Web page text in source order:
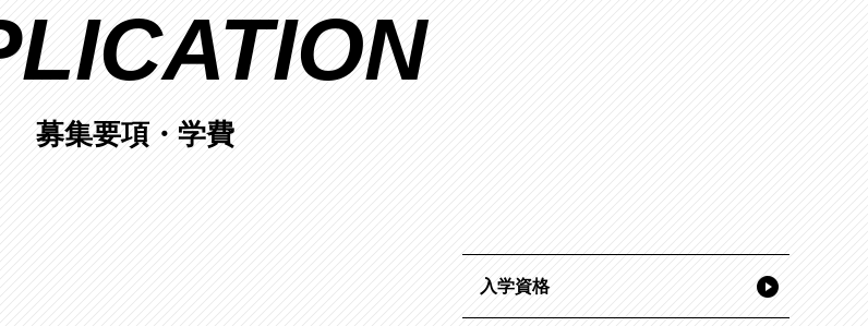
募集要項・学費
入学資格